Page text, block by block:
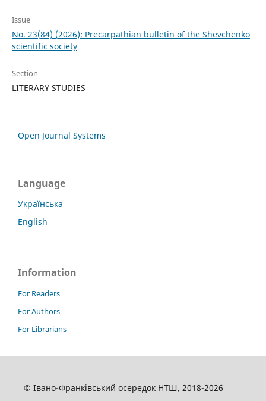
Issue
No. 23(84) (2026): Precarpathian bulletin of the Shevchenko
scientific society
Section
LITERARY STUDIES
Open Journal Systems
Language
Українська
English
Information
For Readers
For Authors
For Librarians
© Івано-Франківський осередок НТШ, 2018-2026